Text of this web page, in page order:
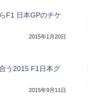
F1 日本GPのチケ
2015年1月20日
う2015 F1日本グ
2015年9月11日